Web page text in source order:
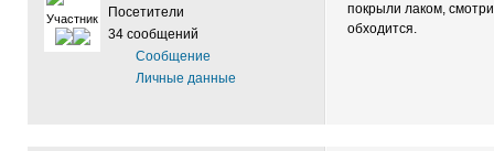
Участник
Посетители
34 сообщений
Сообщение
Личные данные
покрыли лаком,
обходится.